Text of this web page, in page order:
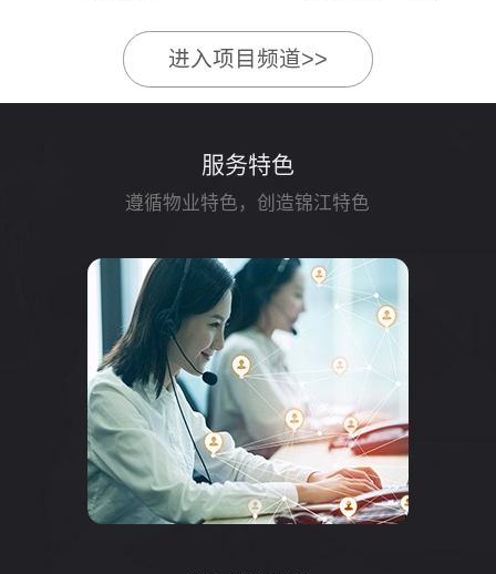
进入项目频道>>
服务特色
遵循物业特色，创造锦江特色